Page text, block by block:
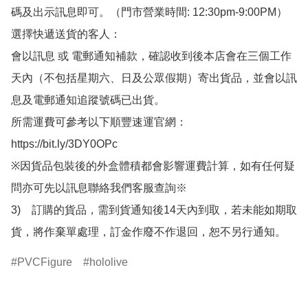
碼及出示訊息即可。（門市營業時間: 12:30pm-9:00PM）
選擇快遞送貨的客人：
會以訊息 或 電郵通知補款，確認收到後本店會在三個工作
天內（不包括星期六、日及公眾假期）寄出貨品，並會以訊
息及電郵通知追蹤號碼已出貨。
所需運費可參考以下順豐速運官網：
https://bit.ly/3DY0OPc
※因貨品包裝後的外盒體積都會影響運費計算，如有任何疑
問亦可先以訊息聯絡我們客服查詢※
3)　訂購的貨品，需到貨通知後14天內到取，若未能如期取
貨，將作棄單處理，訂金作廢不作退回，恕不另行通知。
PVCFigure hololive